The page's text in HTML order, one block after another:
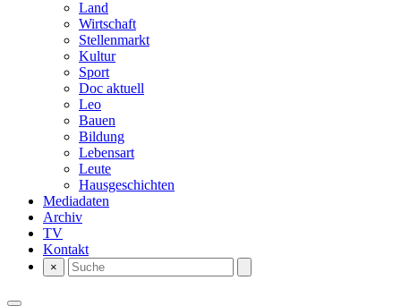
Land
Wirtschaft
Stellenmarkt
Kultur
Sport
Doc aktuell
Leo
Bauen
Bildung
Lebensart
Leute
Hausgeschichten
Mediadaten
Archiv
TV
Kontakt
×